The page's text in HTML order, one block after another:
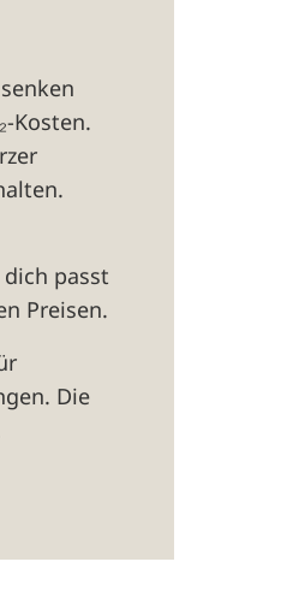
Kosten.
passt
Preisen.
Die